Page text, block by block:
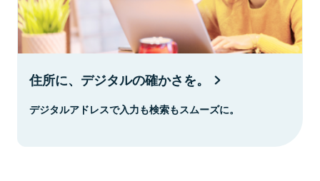
住所に、デジタルの確かさを。
デジタルアドレスで入力も検索もスムーズに。